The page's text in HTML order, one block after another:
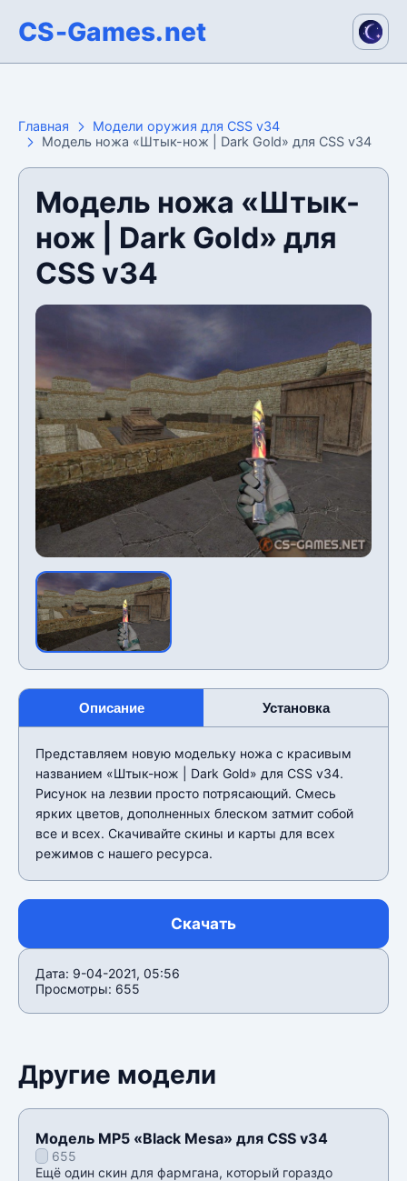
CS-Games.net
Главная
Модели оружия для CSS v34
Модель ножа «Штык-нож | Dark Gold» для CSS v34
Модель ножа «Штык-
нож | Dark Gold» для
CSS v34
Описание Установка
Представляем новую модельку ножа с красивым
названием «Штык-нож | Dark Gold» для CSS v34.
Рисунок на лезвии просто потрясающий. Смесь
ярких цветов, дополненных блеском затмит собой
все и всех. Скачивайте скины и карты для всех
режимов с нашего ресурса.
Скачать
Дата: 9-04-2021, 05:56
Просмотры: 655
Другие модели
Модель MP5 «Black Mesa» для CSS v34
655
Ещё один скин для фармгана, который гораздо